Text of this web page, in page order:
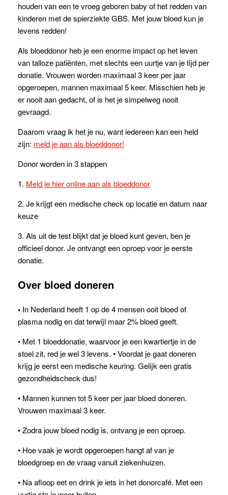
houden van een te vroeg geboren baby of het redden van
kinderen met de spierziekte GBS. Met jouw bloed kun je
levens redden!
Als bloeddonor heb je een enorme impact op het leven
van talloze patiënten, met slechts een uurtje van je tijd per
donatie. Vrouwen worden maximaal 3 keer per jaar
opgeroepen, mannen maximaal 5 keer. Misschien heb je
er nooit aan gedacht, of is het je simpelweg nooit
gevraagd.
Daarom vraag ik het je nu, want iedereen kan een held
zijn: meld je aan als bloeddonor!
Donor worden in 3 stappen
1. Meld je hier online aan als bloeddonor
2. Je krijgt een medische check op locatie en datum naar
keuze
3. Als uit de test blijkt dat je bloed kunt geven, ben je
officieel donor. Je ontvangt een oproep voor je eerste
donatie.
Over bloed doneren
• In Nederland heeft 1 op de 4 mensen ooit bloed of
plasma nodig en dat terwijl maar 2% bloed geeft.
• Met 1 bloeddonatie, waarvoor je een kwartiertje in de
stoel zit, red je wel 3 levens. • Voordat je gaat doneren
krijg je eerst een medische keuring. Gelijk een gratis
gezondheidscheck dus!
• Mannen kunnen tot 5 keer per jaar bloed doneren.
Vrouwen maximaal 3 keer.
• Zodra jouw bloed nodig is, ontvang je een oproep.
• Hoe vaak je wordt opgeroepen hangt af van je
bloedgroep en de vraag vanuit ziekenhuizen.
• Na afloop eet en drink je iets in het donorcafé. Met een